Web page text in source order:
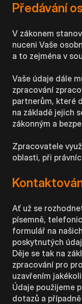
Předávání
V zákonem
nuceni Vaše
a to zejména v
Vaše údaje dále
zpracování
partnerům, které
na základě jejich
zákonným a
Zpracovatele
oblasti, při
Ať už se
písemně,
formulář na
poskytnutých
Děje se tak na
zpracování pro
uzavřením
Údaje použijeme
dotazů a